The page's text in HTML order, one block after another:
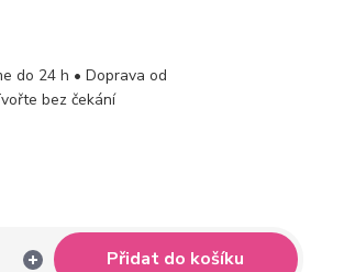
do 24 h • Doprava od
bez čekání
Přidat do košíku